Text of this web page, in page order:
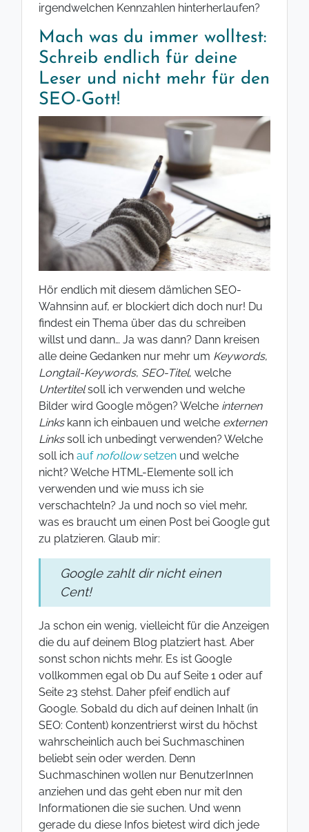
irgendwelchen Kennzahlen hinterherlaufen?
Mach was du immer wolltest:
Schreib endlich für deine
Leser und nicht mehr für den
SEO-Gott!
Hör endlich mit diesem dämlichen SEO-
Wahnsinn auf, er blockiert dich doch nur! Du
findest ein Thema über das du schreiben
willst und dann… Ja was dann? Dann kreisen
alle deine Gedanken nur mehr um Keywords,
Longtail-Keywords, SEO-Titel, welche
Untertitelsoll ich verwenden und welche
Bilder wird Google mögen? Welche internen
Linkskann ich einbauen und welche externen
Linkssoll ich unbedingt verwenden? Welche
soll ich auf nofollowsetzen und welche
nicht? Welche HTML-Elemente soll ich
verwenden und wie muss ich sie
verschachteln? Ja und noch so viel mehr,
was es braucht um einen Post bei Google gut
zu platzieren. Glaub mir:
Google zahlt dir nicht einen
Cent!
Ja schon ein wenig, vielleicht für die Anzeigen
die du auf deinem Blog platziert hast. Aber
sonst schon nichts mehr. Es ist Google
vollkommen egal ob Du auf Seite 1 oder auf
Seite 23 stehst. Daher pfeif endlich auf
Google. Sobald du dich auf deinen Inhalt (in
SEO: Content) konzentrierst wirst du höchst
wahrscheinlich auch bei Suchmaschinen
beliebt sein oder werden. Denn
Suchmaschinen wollen nur BenutzerInnen
anziehen und das geht eben nur mit den
Informationen die sie suchen. Und wenn
gerade du diese Infos bietest wird dich jede